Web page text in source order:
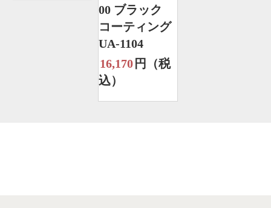
00 ブラック
コーティング
UA-1104
16,170 円（税
込）